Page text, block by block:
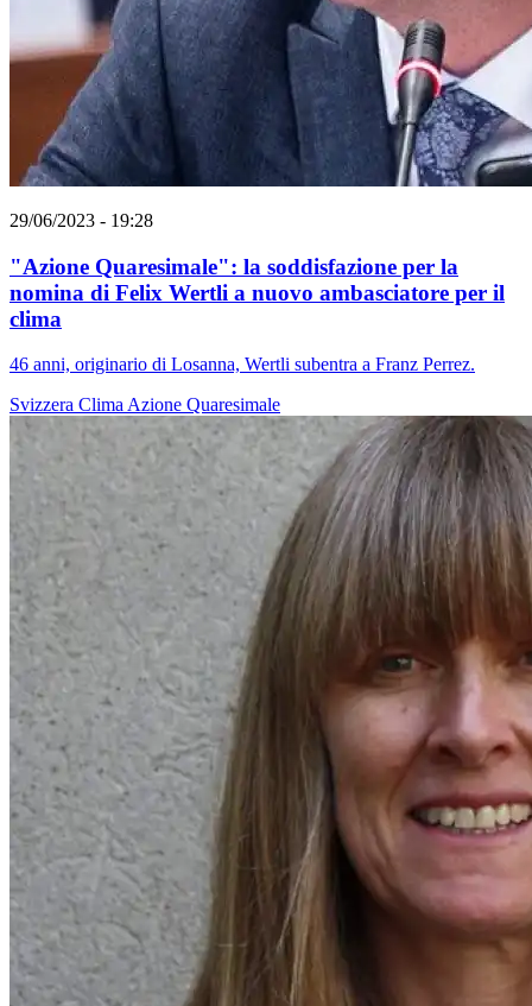
29/06/2023 - 19:28
"Azione Quaresimale": la soddisfazione per la
nomina di Felix Wertli a nuovo ambasciatore per il
clima
46 anni, originario di Losanna, Wertli subentra a Franz Perrez.
Svizzera ClimaAzione Quaresimale